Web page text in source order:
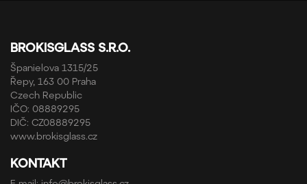
BROKISGLASS S.R.O.
Španielova 1315/25
Řepy, 163 00 Praha
Czech Republic
IČO: 08889295
DIČ: CZ08889295
www.brokisglass.cz
KONTAKT